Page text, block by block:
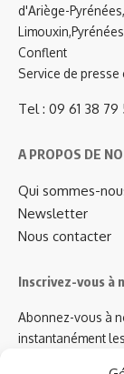
d'Ariège-
Conflent
Service de presse
Tel : 09 61 38 79
A PROPOS DE
Qui sommes-
Newsletter
Nous contacter
Inscrivez-vous à
Abonnez-vous à
instantanément